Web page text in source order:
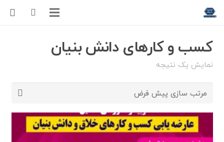
کسب و کارهای دانش بنیان
نمایش یک نتیجه